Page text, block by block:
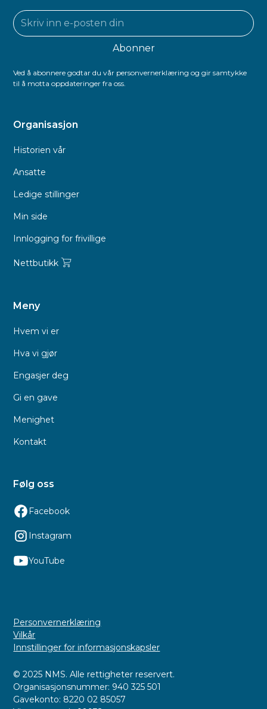
Ved å abonnere godtar du vår personvernerklæring og gir samtykke
til å motta oppdateringer fra oss.
Organisasjon
Historien vår
Ansatte
Ledige stillinger
Min side
Innlogging for frivillige
Nettbutikk
Meny
Hvem vi er
Hva vi gjør
Engasjer deg
Gi en gave
Menighet
Kontakt
Følg oss
Facebook
Instagram
YouTube
© 2025 NMS. Alle rettigheter reservert.
Organisasjonsnummer: 940 325 501
Gavekonto: 8220 02 85057
Personvernerklæring
Vilkår
Innstillinger for informasjonskapsler